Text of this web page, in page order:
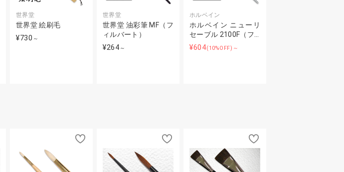
世界堂
世界堂 絵刷毛
¥730 ～
世界堂
世界堂 油彩筆 MF（フ
ィルバート）
¥264 ～
ホルベイン
ホルベイン ニューリ
セーブル 2100F（フ…
¥604(10%OFF)～